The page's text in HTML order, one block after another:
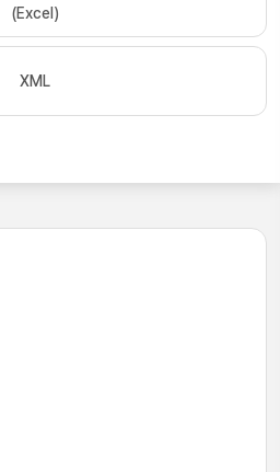
(Excel)
XML